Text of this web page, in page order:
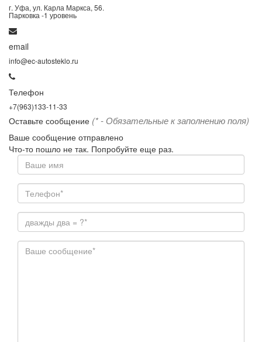
г. Уфа, ул. Карла Маркса, 56.
Парковка -1 уровень
email
info@ec-autosteklo.ru
Телефон
+7(963)133-11-33
Оставьте сообщение (* - Обязательные к заполнению поля)
Ваше сообщение отправлено
Что-то пошло не так. Попробуйте еще раз.